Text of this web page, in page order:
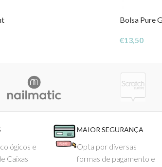
Bolsa Pure
€13,50
e
Caixas
MAIOR SEGURANÇA
Opta por diversas
formas de pagamento e